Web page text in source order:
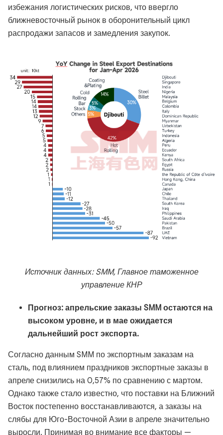
избежания логистических рисков, что ввергло
ближневосточный рынок в оборонительный цикл
распродажи запасов и замедления закупок.
Источник данных: SMM, Главное таможенное
управление КНР
Прогноз: апрельские заказы SMM остаются на
высоком уровне, и в мае ожидается
дальнейший рост экспорта.
Согласно данным SMM по экспортным заказам на
сталь, под влиянием праздников экспортные заказы в
апреле снизились на 0,57% по сравнению с мартом.
Однако также стало известно, что поставки на Ближний
Восток постепенно восстанавливаются, а заказы на
слябы для Юго-Восточной Азии в апреле значительно
выросли. Принимая во внимание все факторы —